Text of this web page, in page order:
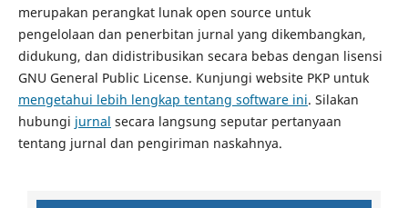
merupakan perangkat lunak open source untuk
pengelolaan dan penerbitan jurnal yang dikembangkan,
didukung, dan didistribusikan secara bebas dengan lisensi
GNU General Public License. Kunjungi website PKP untuk
mengetahui lebih lengkap tentang software ini. Silakan
hubungi jurnal secara langsung seputar pertanyaan
tentang jurnal dan pengiriman naskahnya.